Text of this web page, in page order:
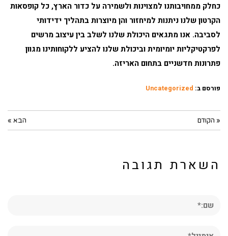
כחלק ממחויבותנו למצוינות ולשמירה על כדור הארץ, כל קופסאות
הקרטון שלנו ניתנות למיחזור והן מיוצרות בתהליך ידידותי
לסביבה. אנו מתגאים היכולת שלנו לשלב בין עיצוב מרשים
לפרקטיקליות יומיומית וביכולת שלנו להציע ללקוחותינו מגוון
פתרונות חדשניים בתחום האריזה.
פורסם ב: Uncategorized
« הקודם הבא »
השארת תגובה